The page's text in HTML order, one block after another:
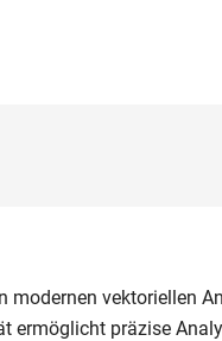
modernen vektoriellen
ermöglicht präzise